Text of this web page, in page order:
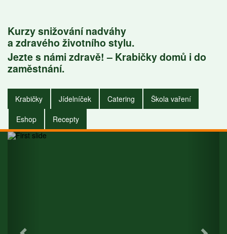
Kurzy snižování nadváhy
a zdravého životního stylu.
Jezte s námi zdravě! – Krabičky domů i do
zaměstnání.
Krabičky Jídelníček Catering
Škola vaření
Eshop
Recepty
Krabičky do
zaměstnání i do
domu.